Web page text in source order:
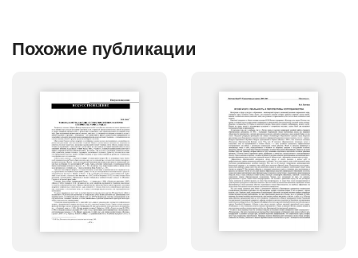
Похожие публикации